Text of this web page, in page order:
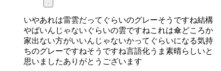
いやあれは雷雲だってぐらいのグレーそうですね結構
やばいんじゃないぐらいの雲ですねこれは傘どころか
家出ない方がいいんじゃないかってぐらいになる気持
ちのグレーですねそうですね言語化うま素晴らしいと
思いましたありがとうございます